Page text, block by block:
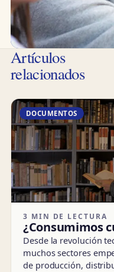
Artículos
relacionados
DOCUMENTOS
3 MIN DE LECTURA
¿Consumimos
Desde la revolución
muchos sectores
de producción,